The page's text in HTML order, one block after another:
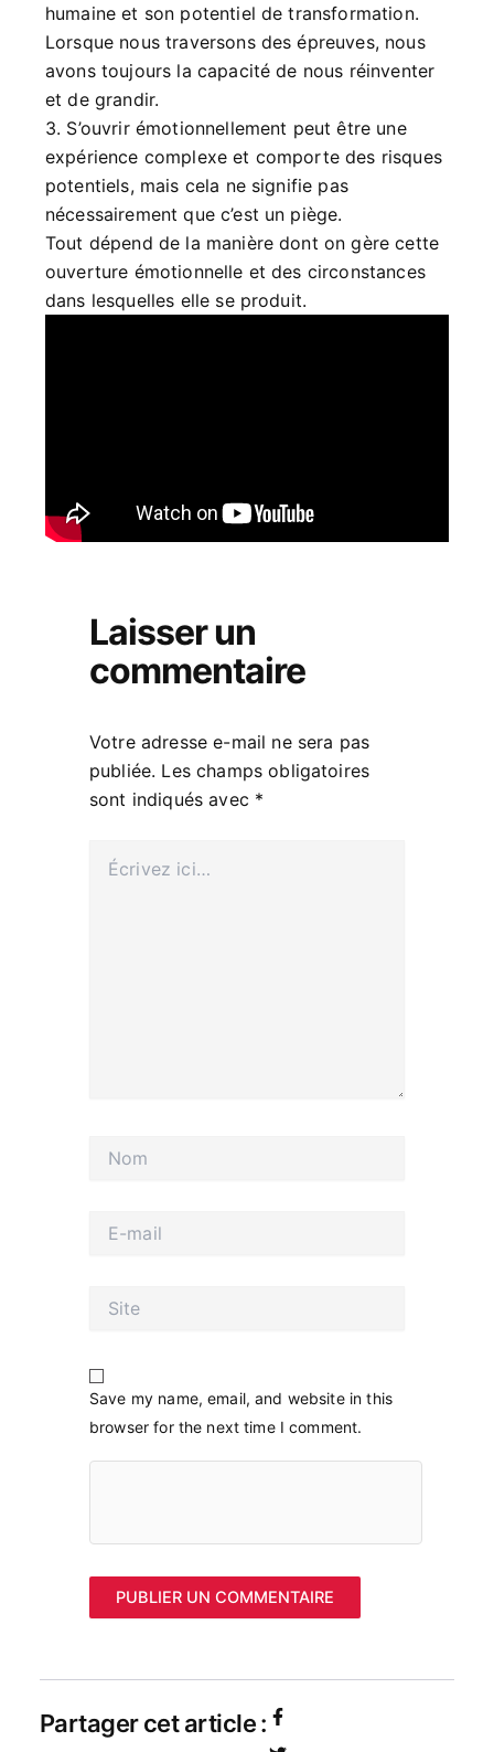
humaine et son potentiel de transformation.
Lorsque nous traversons des épreuves, nous
avons toujours la capacité de nous réinventer
et de grandir.
3. S’ouvrir émotionnellement peut être une
expérience complexe et comporte des risques
potentiels, mais cela ne signifie pas
nécessairement que c’est un piège.
Tout dépend de la manière dont on gère cette
ouverture émotionnelle et des circonstances
dans lesquelles elle se produit.
Laisser un
commentaire
Votre adresse e-mail ne sera pas
publiée. Les champs obligatoires
sont indiqués avec *
ici…
mail
Save my name, email, and website in this
browser for the next time I comment.
Partager cet article :